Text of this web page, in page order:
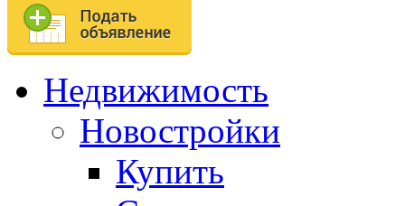
Недвижимость
Новостройки
Купить